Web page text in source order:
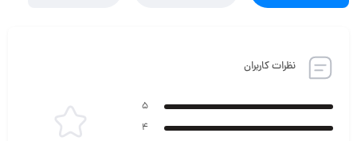
نظرات کاربران
5
4